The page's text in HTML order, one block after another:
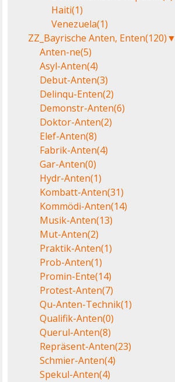
Haiti(1)
Venezuela(1)
ZZ_Bayrische Anten, Enten(120)▼
Anten-ne(5)
Asyl-Anten(4)
Debut-Anten(3)
Delinqu-Enten(2)
Demonstr-Anten(6)
Doktor-Anten(2)
Elef-Anten(8)
Fabrik-Anten(4)
Gar-Anten(0)
Hydr-Anten(1)
Kombatt-Anten(31)
Kommödi-Anten(14)
Musik-Anten(13)
Mut-Anten(2)
Praktik-Anten(1)
Prob-Anten(1)
Promin-Ente(14)
Protest-Anten(7)
Qu-Anten-Technik(1)
Qualifik-Anten(0)
Querul-Anten(8)
Repräsent-Anten(23)
Schmier-Anten(4)
Spekul-Anten(4)